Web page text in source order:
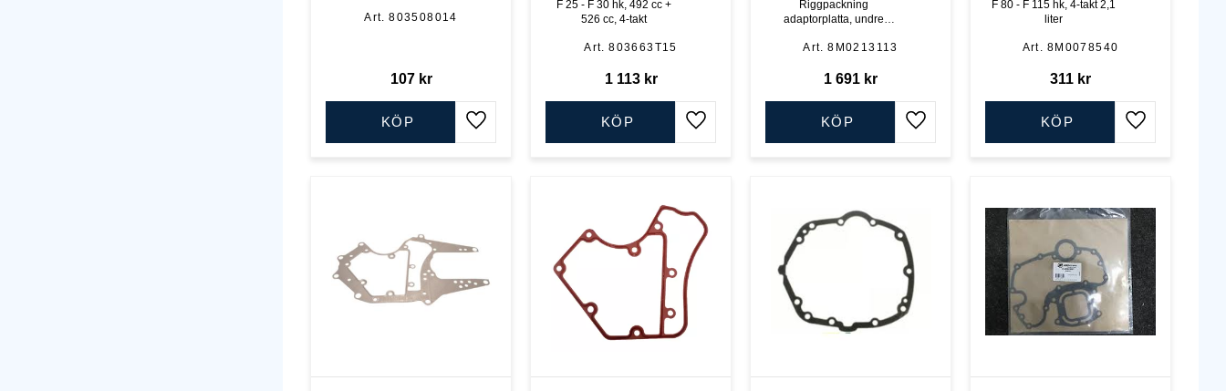
803508014
107kr
Lägg till i favoriter
KÖP
F 25 - F 30 hk, 492 cc +
526 cc, 4-takt
803663T15
1 113kr
Lägg till i favoriter
KÖP
Riggpackning
adaptorplatta, undre
40 hk 747 cc förgasare och
EFI 4-cyl, 4-takt
8M0213113
1 691 kr
Lägg till i favoriter
KÖP
F 80 - F 115 hk, 4-takt 2,1
liter
8M0078540
311 kr
Lägg till i
KÖP